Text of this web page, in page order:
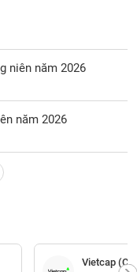
niên năm 2026
năm 2026
Vietcap